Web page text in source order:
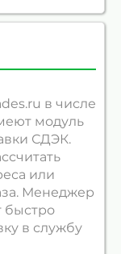
в числе
модуль
СДЭК.
или
Менеджер
быстро
в службу